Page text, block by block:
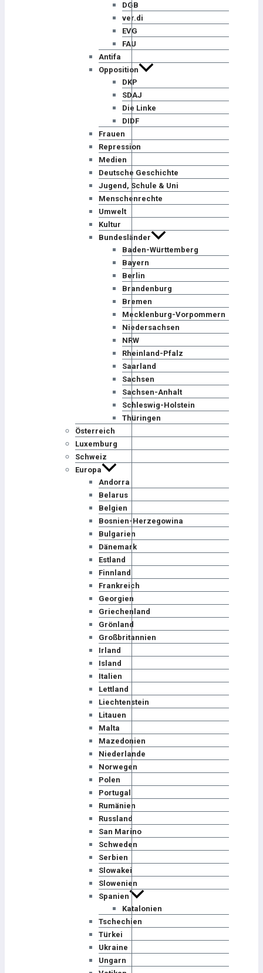
DGB
ver.di
EVG
FAU
Antifa
Opposition
DKP
SDAJ
Die Linke
DIDF
Frauen
Repression
Medien
Deutsche Geschichte
Jugend, Schule & Uni
Menschenrechte
Umwelt
Kultur
Bundesländer
Baden-Württemberg
Bayern
Berlin
Brandenburg
Bremen
Mecklenburg-Vorpommern
Niedersachsen
NRW
Rheinland-Pfalz
Saarland
Sachsen
Sachsen-Anhalt
Schleswig-Holstein
Thüringen
Österreich
Luxemburg
Schweiz
Europa
Andorra
Belarus
Belgien
Bosnien-Herzegowina
Bulgarien
Dänemark
Estland
Finnland
Frankreich
Georgien
Griechenland
Grönland
Großbritannien
Irland
Island
Italien
Lettland
Liechtenstein
Litauen
Malta
Mazedonien
Niederlande
Norwegen
Polen
Portugal
Rumänien
Russland
San Marino
Schweden
Serbien
Slowakei
Slowenien
Spanien
Katalonien
Tschechien
Türkei
Ukraine
Ungarn